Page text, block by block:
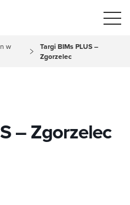
w
Targi BIMs PLUS –
Zgorzelec
– Zgorzelec